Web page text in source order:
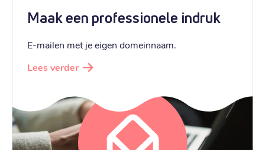
Maak een professionele indruk
E-mailen met je eigen domeinnaam.
Lees verder